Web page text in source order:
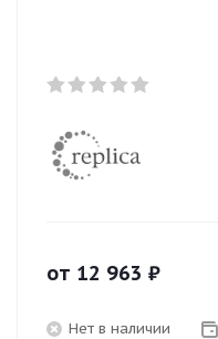
от 12 963 ₽
Нет в наличии